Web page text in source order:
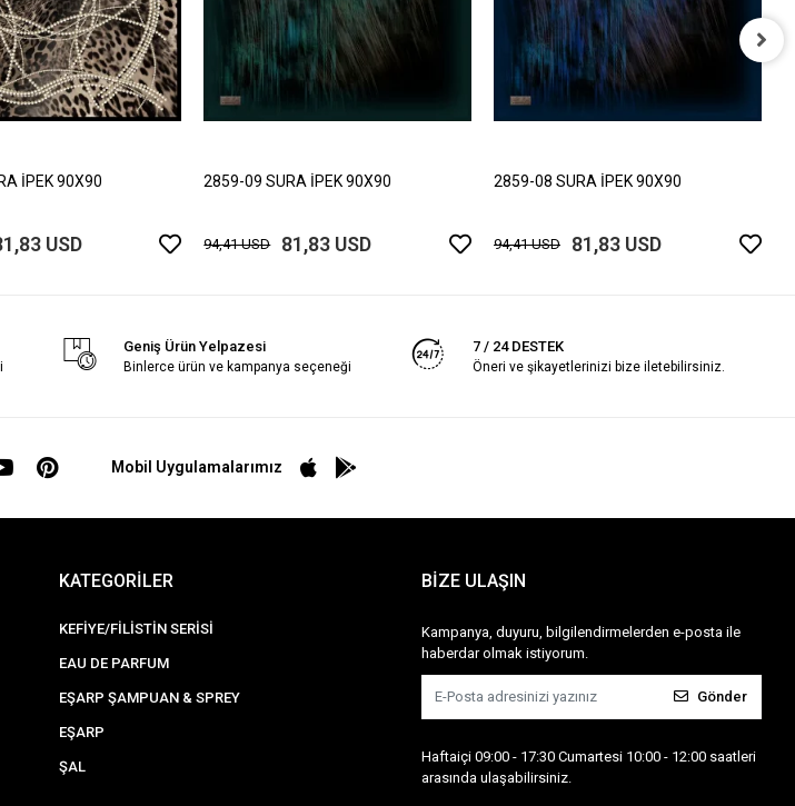
İPEK 90X90
USD
2859-09 SURA İPEK 90X90
94,41 USD 81,83 USD
2859-08 SURA İPEK 90X90
94,41 USD 81,83 USD
Geniş Ürün Yelpazesi
Binlerce ürün ve kampanya seçeneği
7 / 24 DESTEK
Öneri ve şikayetlerinizi bize iletebilirsiniz.
Mobil Uygulamalarımız
KATEGORİLER
KEFİYE/FİLİSTİN SERİSİ
EAU DE PARFUM
EŞARP ŞAMPUAN & SPREY
EŞARP
ŞAL
BİZE ULAŞIN
Kampanya, duyuru, bilgilendirmelerden e-posta ile
haberdar olmak istiyorum.
Gönder
Haftaiçi 09:00 - 17:30 Cumartesi 10:00 - 12:00 saatleri
arasında ulaşabilirsiniz.